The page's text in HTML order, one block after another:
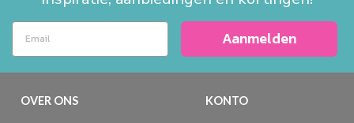
Aanmelden
OVER ONS KONTO